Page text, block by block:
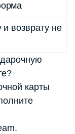
возврату не
карты